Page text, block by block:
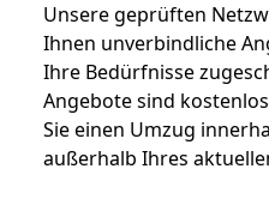
Unsere geprüften
Ihnen unverbindliche
Ihre Bedürfnisse
Angebote sind
Sie einen Umzug
außerhalb Ihres